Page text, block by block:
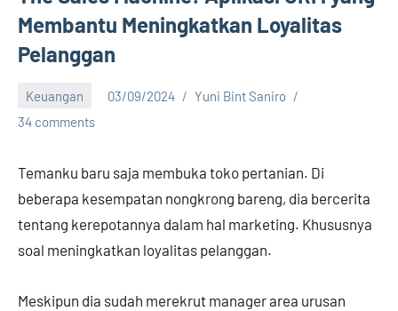
Membantu Meningkatkan Loyalitas
Pelanggan
Keuangan 03/09/2024
Yuni Bint Saniro
34 comments
Temanku baru saja membuka toko pertanian. Di
beberapa kesempatan nongkrong bareng, dia bercerita
tentang kerepotannya dalam hal marketing. Khususnya
soal meningkatkan loyalitas pelanggan.
Meskipun dia sudah merekrut manager area urusan